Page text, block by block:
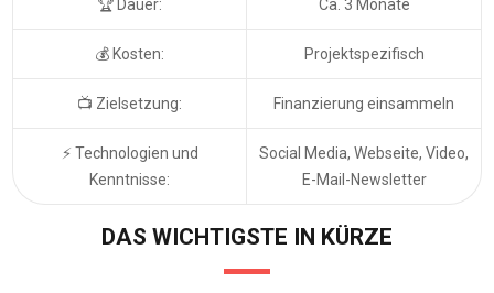
🏆 Dauer: Ca. 3 Monate
💰 Kosten: Projektspezifisch
📺 Zielsetzung: Finanzierung einsammeln
⚡ Technologien und
Kenntnisse:
Social Media, Webseite, Video,
E-Mail-Newsletter
DAS WICHTIGSTE IN KÜRZE